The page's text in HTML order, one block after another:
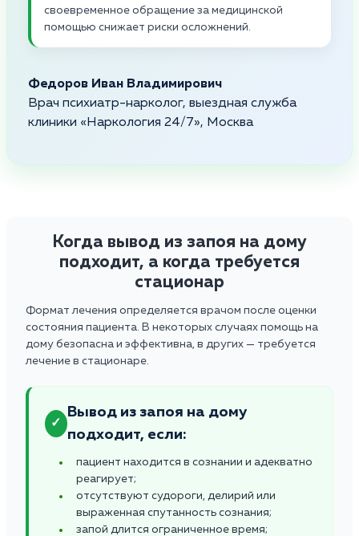
своевременное обращение за медицинской
помощью снижает риски осложнений.
Федоров Иван Владимирович
Врач психиатр-нарколог, выездная служба
клиники «Наркология 24/7», Москва
Когда вывод из запоя на дому
подходит, а когда требуется
стационар
Формат лечения определяется врачом после оценки
состояния пациента. В некоторых случаях помощь на
дому безопасна и эффективна, в других — требуется
лечение в стационаре.
✓
Вывод из запоя на дому
подходит, если:
пациент находится в сознании и адекватно
реагирует;
отсутствуют судороги, делирий или
выраженная спутанность сознания;
запой длится ограниченное время;